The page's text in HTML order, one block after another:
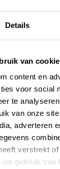
Details
van
content en
voor social
te
van onze
adverteren
verstrekt
gebruik van
kleur en geeft net
om de
warme en
verschillende
te vinden.